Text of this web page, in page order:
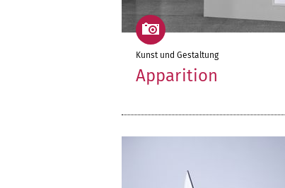
Apparition
Kunst und Gestaltung